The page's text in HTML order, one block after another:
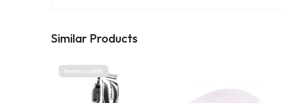
Similar Products
Nema na zalihi